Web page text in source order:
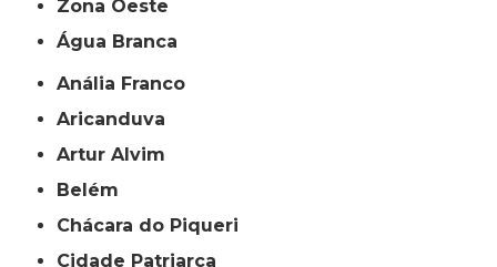
Zona Oeste
Água Branca
Anália Franco
Aricanduva
Artur Alvim
Belém
Chácara do Piqueri
Cidade Patriarca